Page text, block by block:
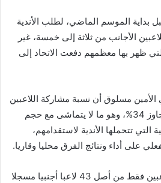
بداية الموسم الماضي، لطلب الأندية
الأجانب من ثلاثة إلى خمسة، غير
ظهر بها معظمهم دفعت الاتحاد إلى
مسلوق أن نسبة مشاركة اللاعبين
الأجانب في المباريات لا تتجاوز 34%، وهو ما لا يتماشى مع حجم
التي تتحملها الأندية لاستقدامهم،
على أداء ونتائج الفرق محليا وقاريا.
وأظهرت الأرقام أن ثلاثة لاعبين فقط من أصل 43 لاعبا أجنبيا مسجلا